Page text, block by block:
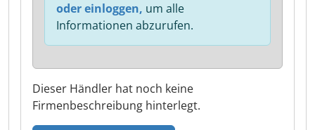
Dieser Händler hat noch keine
Firmenbeschreibung hinterlegt.
oder einloggen, um alle
Informationen abzurufen.